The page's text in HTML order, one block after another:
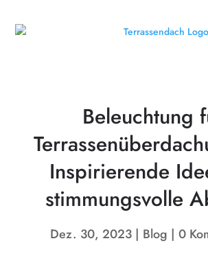
Beleuchtung
Inspirierende
stimmungsvolle
Dez. 30, 2023 Blog 0